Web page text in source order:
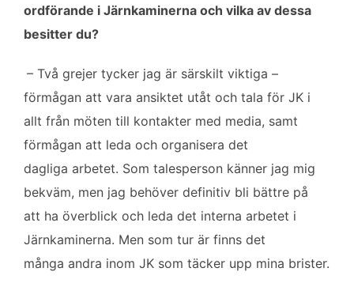
ordförande i Järnkaminerna och vilka av dessa
besitter du?
– Två grejer tycker jag är särskilt viktiga –
förmågan att vara ansiktet utåt och tala för JK i
allt från möten till kontakter med media, samt
förmågan att leda och organisera det
dagliga arbetet. Som talesperson känner jag mig
bekväm, men jag behöver definitiv bli bättre på
att ha överblick och leda det interna arbetet i
Järnkaminerna. Men som tur är finns det
många andra inom JK som täcker upp mina brister.